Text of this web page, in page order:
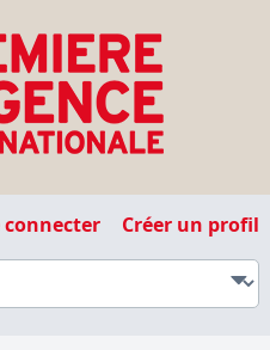
connecter Créer un profil